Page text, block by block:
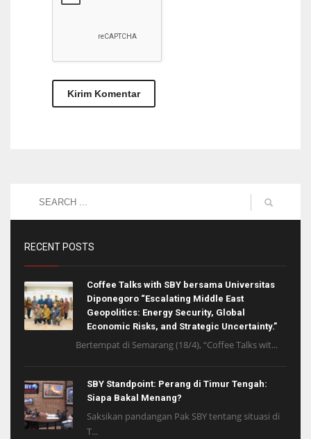
RECENT POSTS
Coffee Talks with SBY bersama Universitas
Diponegoro “Escalating Middle East
Geopolitics: Energy Security, Global
Economic Risks, and Strategic Uncertainty.”
Bertempat di Semarang (18/4), “Coffee Talks wit...
SBY Standpoint: Perang di Timur Tengah:
Siapa Bakal Menang?
Saksikan pandangan Pak SBY tentang situasi di
T...